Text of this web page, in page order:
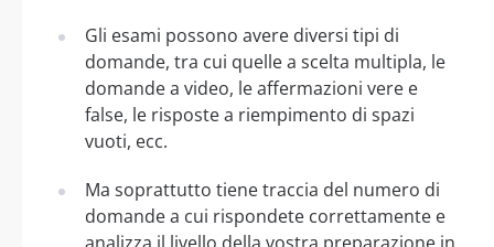
Gli esami possono avere diversi tipi di
domande, tra cui quelle a scelta multipla, le
domande a video, le affermazioni vere e
false, le risposte a riempimento di spazi
vuoti, ecc.
Ma soprattutto tiene traccia del numero di
domande a cui rispondete correttamente e